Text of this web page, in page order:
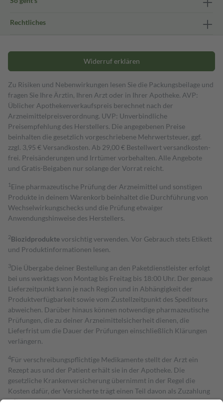
Rechtliches
Widerruf erklären
Zu Risiken und Nebenwirkungen lesen Sie die Packungsbeilage und
fragen Sie Ihre Ärztin, Ihren Arzt oder in Ihrer Apotheke. AVP:
Üblicher Apothekenverkaufspreis berechnet nach der
Arzneimittelpreisverordnung. UVP: Unverbindliche
Preisempfehlung des Herstellers. Die angegebenen Preise
beinhalten die gesetzlich vorgeschriebene Mehrwertsteuer, ggf.
zzgl. 3,95 € Versandkosten. Ab 29,00 € Bestell­wert versand­kosten­
frei. Preisänderungen und Irrtümer vorbehalten. Alle Angebote
und Gratis-Beigaben nur solange der Vorrat reicht.
1 Eine pharmazeutische Prüfung der Arzneimittel und sonstigen
Produkte in deinem Warenkorb beinhaltet die Durchführung von
Wechselwirkungschecks und die Prüfung etwaiger
Anwendungshinweise des Herstellers.
2Biozidproduktevorsichtig verwenden. Vor Gebrauch stets Etikett
und Produktinformationen lesen.
3Die Übergabe deiner Bestellung an den Paketdienstleister erfolgt
bei uns werktags von Montag bis Freitag bis 18:00 Uhr. Der genaue
Lieferzeitpunkt kann je nach Region und in Abhängigkeit der
Produktverfügbarkeit sowie vom Zustellzeitpunkt des Spediteurs
abweichen. Darüber hinaus können notwendige pharmazeutische
Prüfungen, die zu deiner Arzneimittelsicherheit dienen, die
Lieferfrist um die Dauer der Prüfungen einschließlich Klärungen
verlängern.
4Für verschreibungspflichtige Medikamente stellt der Arzt ein
Rezept aus und der Patient erhält sie in der Apotheke. Die
gesetzliche Krankenversicherung übernimmt in der Regel die
Kosten dafür, der Versicherte trägt einen Teil davon als Zuzahlung
mit.